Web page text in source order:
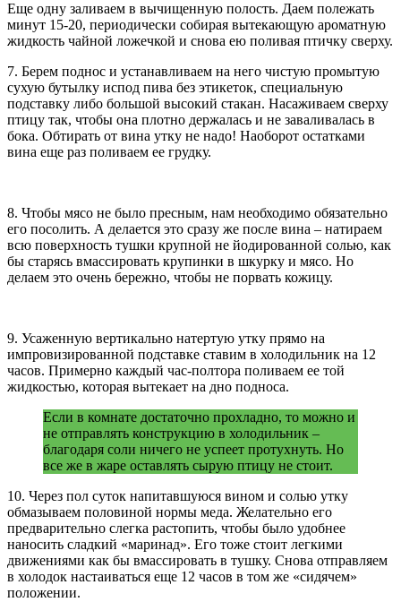
Еще одну заливаем в вычищенную полость. Даем полежать
минут 15-20, периодически собирая вытекающую ароматную
жидкость чайной ложечкой и снова ею поливая птичку сверху.
7. Берем поднос и устанавливаем на него чистую промытую
сухую бутылку испод пива без этикеток, специальную
подставку либо большой высокий стакан. Насаживаем сверху
птицу так, чтобы она плотно держалась и не заваливалась в
бока. Обтирать от вина утку не надо! Наоборот остатками
вина еще раз поливаем ее грудку.
8. Чтобы мясо не было пресным, нам необходимо обязательно
его посолить. А делается это сразу же после вина – натираем
всю поверхность тушки крупной не йодированной солью, как
бы старясь вмассировать крупинки в шкурку и мясо. Но
делаем это очень бережно, чтобы не порвать кожицу.
9. Усаженную вертикально натертую утку прямо на
импровизированной подставке ставим в холодильник на 12
часов. Примерно каждый час-полтора поливаем ее той
жидкостью, которая вытекает на дно подноса.
Если в комнате достаточно прохладно, то можно и
не отправлять конструкцию в холодильник –
благодаря соли ничего не успеет протухнуть. Но
все же в жаре оставлять сырую птицу не стоит.
10. Через пол суток напитавшуюся вином и солью утку
обмазываем половиной нормы меда. Желательно его
предварительно слегка растопить, чтобы было удобнее
наносить сладкий «маринад». Его тоже стоит легкими
движениями как бы вмассировать в тушку. Снова отправляем
в холодок настаиваться еще 12 часов в том же «сидячем»
положении.